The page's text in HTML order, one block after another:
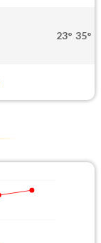
23° 35°